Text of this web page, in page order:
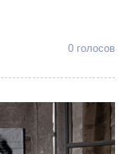
0 голосов